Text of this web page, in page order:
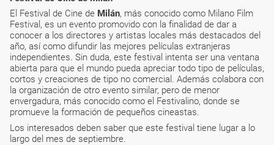
El Festival de Cine de Milán, más conocido como Milano Film
Festival, es un evento promovido con la finalidad de dar a
conocer a los directores y artistas locales más destacados del
año, así como difundir las mejores películas extranjeras
independientes. Sin duda, este festival intenta ser una ventana
abierta para que el mundo pueda apreciar todo tipo de películas,
cortos y creaciones de tipo no comercial. Además colabora con
la organización de otro evento similar, pero de menor
envergadura, más conocido como el Festivalino, donde se
promueve la formación de pequeños cineastas.
Los interesados deben saber que este festival tiene lugar a lo
largo del mes de septiembre.